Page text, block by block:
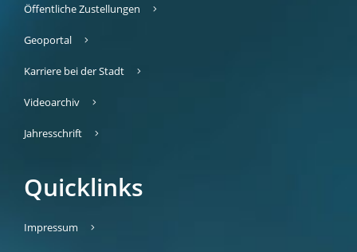
Öffentliche Zustellungen
Geoportal
Karriere bei der Stadt
Videoarchiv
Jahresschrift
Quicklinks
Impressum